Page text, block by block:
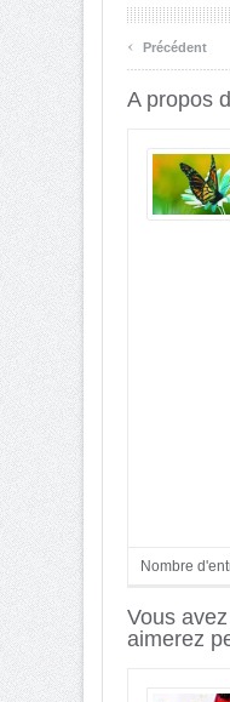
‹ Précédent
A propos
Nombre
Vous
aimerez